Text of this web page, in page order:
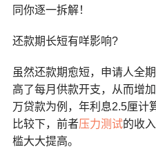
同你逐一拆解！
还款期长短有咩影响?
虽然还款期愈短，申请人全
高了每月供款开支，从而增加
万贷款为例，年利息2.5厘计
比较下，前者压力测试的收
槛大大提高。